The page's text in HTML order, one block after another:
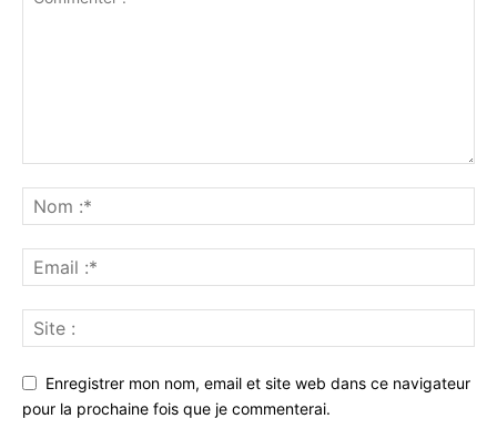
Enregistrer mon nom, email et site web dans ce navigateur
pour la prochaine fois que je commenterai.